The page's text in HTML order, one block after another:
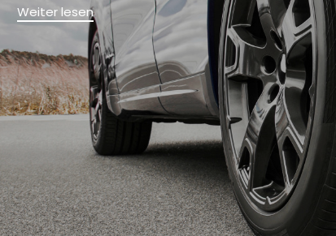
Weiter lesen